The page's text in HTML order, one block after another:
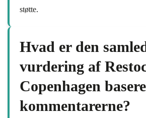
støtte.
Hvad er den
vurdering af
Copenhagen
kommentarerne?